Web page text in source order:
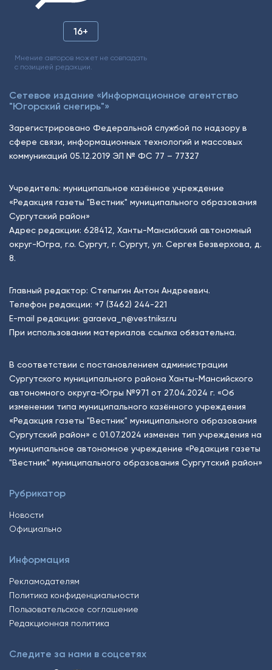
16+
Мнение авторов может не совпадать
с позицией редакции.
Сетевое издание «Информационное агентство
"Югорский снегирь"»
Зарегистрировано Федеральной службой по надзору в
сфере связи, информационных технологий и массовых
коммуникаций 05.12.2019 ЭЛ № ФС 77 – 77327
Учредитель: муниципальное казённое учреждение
«Редакция газеты "Вестник" муниципального образования
Сургутский район»
Адрес редакции: 628412, Ханты-Мансийский автономный
округ-Югра, г.о. Сургут, г. Сургут, ул. Сергея Безверхова, д.
8.
Главный редактор: Степыгин Антон Андреевич.
Телефон редакции: +7 (3462) 244-221
E-mail редакции: garaeva_n@vestniksr.ru
При использовании материалов ссылка обязательна.
В соответствии с постановлением администрации
Сургутского муниципального района Ханты-Мансийского
автономного округа-Югры №971 от 27.04.2024 г. «Об
изменении типа муниципального казённого учреждения
«Редакция газеты "Вестник" муниципального образования
Сургутский район» с 01.07.2024 изменен тип учреждения на
муниципальное автономное учреждение «Редакция газеты
"Вестник" муниципального образования Сургутский район»
Рубрикатор
Новости
Официально
Информация
Рекламодателям
Политика конфиденциальности
Пользовательское соглашение
Редакционная политика
Следите за нами в соцсетях